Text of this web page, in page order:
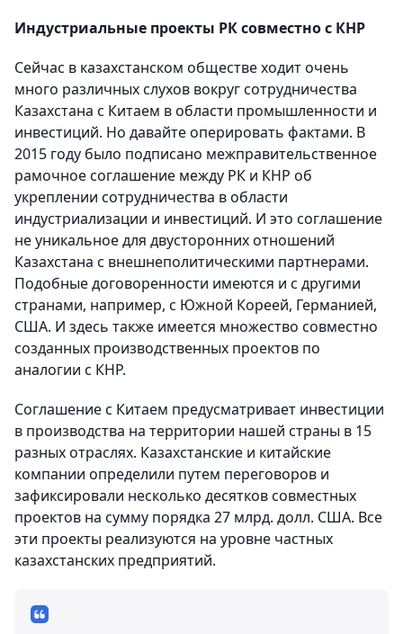
Индустриальные проекты РК совместно с КНР
Сейчас в казахстанском обществе ходит очень
много различных слухов вокруг сотрудничества
Казахстана с Китаем в области промышленности и
инвестиций. Но давайте оперировать фактами. В
2015 году было подписано межправительственное
рамочное соглашение между РК и КНР об
укреплении сотрудничества в области
индустриализации и инвестиций. И это соглашение
не уникальное для двусторонних отношений
Казахстана с внешнеполитическими партнерами.
Подобные договоренности имеются и с другими
странами, например, с Южной Кореей, Германией,
США. И здесь также имеется множество совместно
созданных производственных проектов по
аналогии с КНР.
Соглашение с Китаем предусматривает инвестиции
в производства на территории нашей страны в 15
разных отраслях. Казахстанские и китайские
компании определили путем переговоров и
зафиксировали несколько десятков совместных
проектов на сумму порядка 27 млрд. долл. США. Все
эти проекты реализуются на уровне частных
казахстанских предприятий.